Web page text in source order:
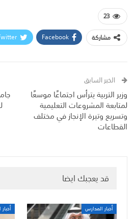
23
مشاركة
Facebook
الخبر السابق
وزير التربية يترأس اجتماعًا موسعًا
لمتابعة المشروعات التعليمية
وتسريع وتيرة الإنجاز في مختلف
القطاعات
قد يعجبك ايضا
أخبار المدارس